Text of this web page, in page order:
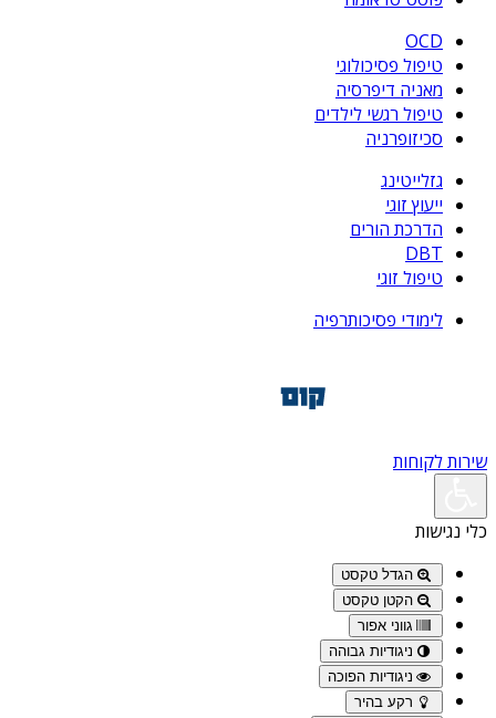
OCD
טיפול פסיכולוגי
מאניה דיפרסיה
טיפול רגשי לילדים
סכיזופרניה
גזלייטינג
ייעוץ זוגי
הדרכת הורים
DBT
טיפול זוגי
לימודי פסיכותרפיה
שירות לקוחות
כלי נגישות
הגדל טקסט
הקטן טקסט
גווני אפור
ניגודיות גבוהה
ניגודיות הפוכה
רקע בהיר